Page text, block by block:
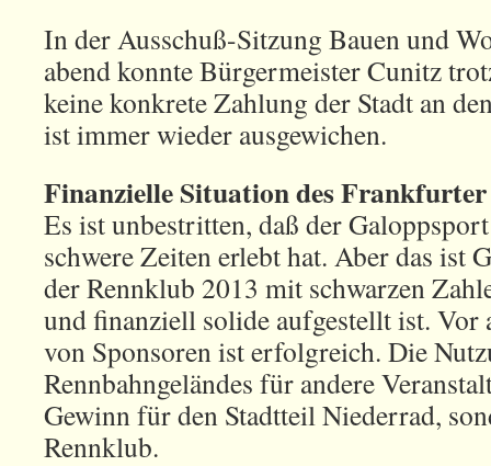
In der Ausschuß-Sitzung Bauen und
abend konnte Bürgermeister Cunitz
keine konkrete Zahlung der Stadt an
ist immer wieder ausgewichen.
Finanzielle Situation des Frankfurter
Es ist unbestritten, daß der
schwere Zeiten erlebt hat. Aber das ist
der Rennklub 2013 mit schwarzen
und finanziell solide aufgestellt ist. Vor
von Sponsoren ist erfolgreich. Die
Rennbahngeländes für andere
Gewinn für den Stadtteil Niederrad,
Rennklub.